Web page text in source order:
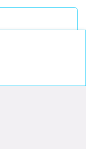
Daha eski